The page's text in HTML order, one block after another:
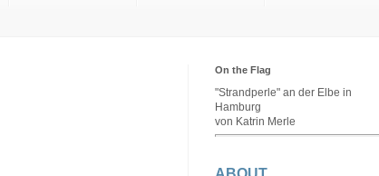
On the Flag
"Strandperle" an der Elbe in
Hamburg
von Katrin Merle